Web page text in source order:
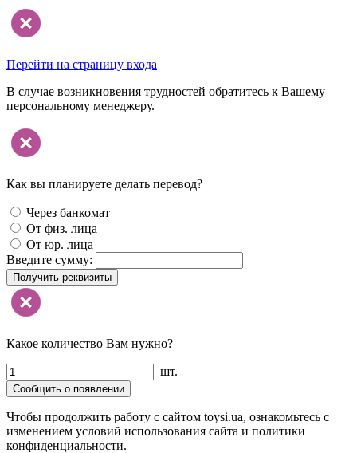
Перейти на страницу входа
В случае возникновения трудностей обратитесь к Вашему
персональному менеджеру.
Как вы планируете делать перевод?
Через банкомат
От физ. лица
От юр. лица
Введите сумму:
Получить реквизиты
Какое количество Вам нужно?
шт.
Сообщить о появлении
Чтобы продолжить работу с сайтом toysi.ua, ознакомьтесь с
изменением условий использования сайта и политики
конфиденциальности.